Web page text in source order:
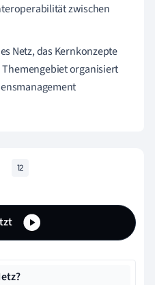
zwischen
Netz, das Kernkonzepte
organisiert
12